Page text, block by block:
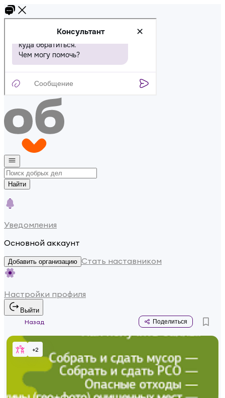
Найти
Уведомления
Основной аккаунт
Добавить организацию Стать наставником
Настройки профиля
Выйти
Назад
Поделиться
+2